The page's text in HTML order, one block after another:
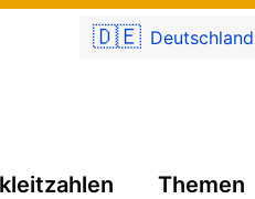
🇩🇪 Deutschland
Themen